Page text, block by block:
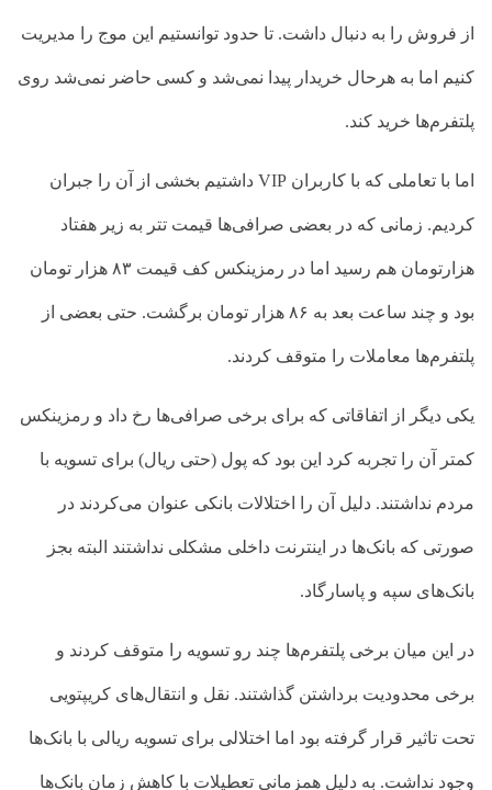
از فروش را به دنبال داشت. تا حدود توانستیم این موج را مدیریت
کنیم اما به هرحال خریدار پیدا نمی‌شد و کسی حاضر نمی‌شد روی
پلتفرم‌ها خرید کند.
اما با تعاملی که با کاربران VIP داشتیم بخشی از آن را جبران
کردیم. زمانی که در بعضی صرافی‌ها قیمت تتر به زیر هفتاد
هزارتومان هم رسید اما در رمزینکس کف قیمت ۸۳ هزار تومان
بود و چند ساعت بعد به ۸۶ هزار تومان برگشت. حتی بعضی از
پلتفرم‌ها معاملات را متوقف کردند.
یکی دیگر از اتفاقاتی که برای برخی صرافی‌ها رخ داد و رمزینکس
کمتر آن را تجربه کرد این بود که پول (حتی ریال) برای تسویه با
مردم نداشتند. دلیل آن را اختلالات بانکی عنوان می‌کردند در
صورتی که بانک‌ها در اینترنت داخلی مشکلی نداشتند البته بجز
بانک‌های سپه و پاسارگاد.
در این میان برخی پلتفرم‌ها چند رو تسویه را متوقف کردند و
برخی محدودیت برداشتن گذاشتند. نقل و انتقال‌های کریپتویی
تحت تاثیر قرار گرفته بود اما اختلالی برای تسویه ریالی با بانک‌ها
وجود نداشت. به دلیل همزمانی تعطیلات با کاهش زمان بانک‌ها